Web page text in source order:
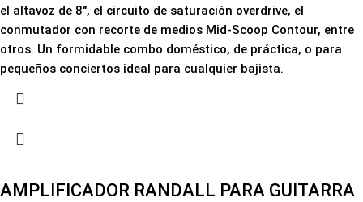
el altavoz de 8", el circuito de saturación overdrive, el
conmutador con recorte de medios Mid-Scoop Contour, entre
otros. Un formidable combo doméstico, de práctica, o para
pequeños conciertos ideal para cualquier bajista.
AMPLIFICADOR RANDALL PARA GUITARRA